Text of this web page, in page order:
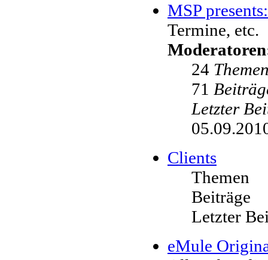
MSP
Termine, etc.
24
71
Letzter
Clients
Themen
Beiträge
Letzter
eMule